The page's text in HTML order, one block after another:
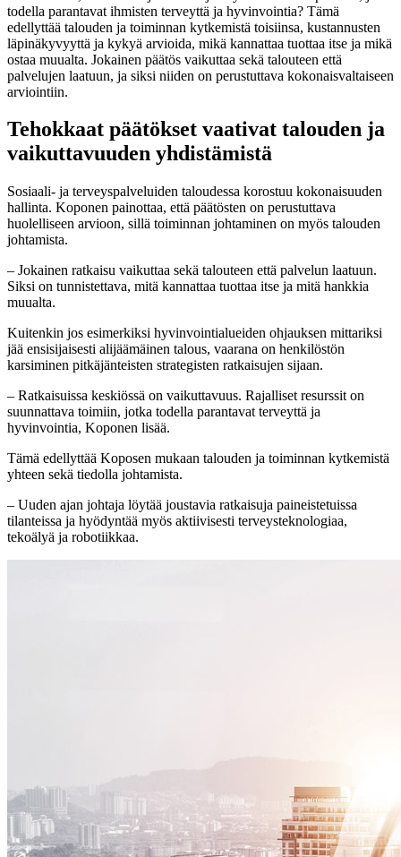
todella parantavat ihmisten terveyttä ja hyvinvointia? Tämä
edellyttää talouden ja toiminnan kytkemistä toisiinsa, kustannusten
läpinäkyvyyttä ja kykyä arvioida, mikä kannattaa tuottaa itse ja mikä
ostaa muualta. Jokainen päätös vaikuttaa sekä talouteen että
palvelujen laatuun, ja siksi niiden on perustuttava kokonaisvaltaiseen
arviointiin.
Tehokkaat päätökset vaativat talouden ja
vaikuttavuuden yhdistämistä
Sosiaali- ja terveyspalveluiden taloudessa korostuu kokonaisuuden
hallinta. Koponen painottaa, että päätösten on perustuttava
huolelliseen arvioon, sillä toiminnan johtaminen on myös talouden
johtamista.
– Jokainen ratkaisu vaikuttaa sekä talouteen että palvelun laatuun.
Siksi on tunnistettava, mitä kannattaa tuottaa itse ja mitä hankkia
muualta.
Kuitenkin jos esimerkiksi hyvinvointialueiden ohjauksen mittariksi
jää ensisijaisesti alijäämäinen talous, vaarana on henkilöstön
karsiminen pitkäjänteisten strategisten ratkaisujen sijaan.
– Ratkaisuissa keskiössä on vaikuttavuus. Rajalliset resurssit on
suunnattava toimiin, jotka todella parantavat terveyttä ja
hyvinvointia, Koponen lisää.
Tämä edellyttää Koposen mukaan talouden ja toiminnan kytkemistä
yhteen sekä tiedolla johtamista.
– Uuden ajan johtaja löytää joustavia ratkaisuja paineistetuissa
tilanteissa ja hyödyntää myös aktiivisesti terveysteknologiaa,
tekoälyä ja robotiikkaa.